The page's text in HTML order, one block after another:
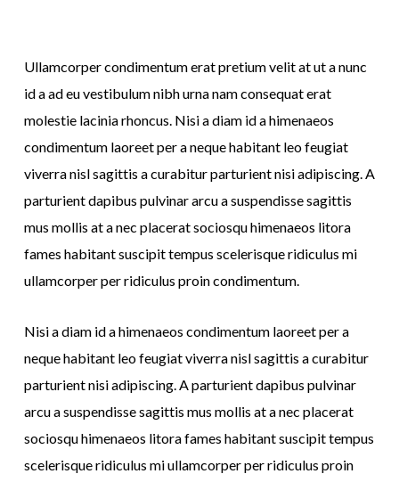
Ullamcorper condimentum erat pretium velit at ut a nunc
id a ad eu vestibulum nibh urna nam consequat erat
molestie lacinia rhoncus. Nisi a diam id a himenaeos
condimentum laoreet per a neque habitant leo feugiat
viverra nisl sagittis a curabitur parturient nisi adipiscing. A
parturient dapibus pulvinar arcu a suspendisse sagittis
mus mollis at a nec placerat sociosqu himenaeos litora
fames habitant suscipit tempus scelerisque ridiculus mi
ullamcorper per ridiculus proin condimentum.
Nisi a diam id a himenaeos condimentum laoreet per a
neque habitant leo feugiat viverra nisl sagittis a curabitur
parturient nisi adipiscing. A parturient dapibus pulvinar
arcu a suspendisse sagittis mus mollis at a nec placerat
sociosqu himenaeos litora fames habitant suscipit tempus
scelerisque ridiculus mi ullamcorper per ridiculus proin